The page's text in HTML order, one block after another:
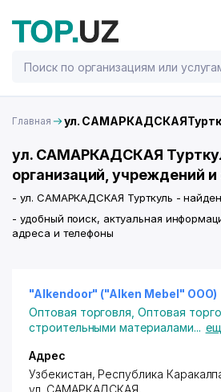
Главная ул.
ул. САМАРКАДСКАЯ
организаций, учреждений
- ул. САМАРКАДСКАЯ Турткуль -
- удобный поиск, актуальная
адреса и телефоны
"Alkendoor" ("Alken Mebel" ООО)
Оптовая торговля ,Оптовая
строительными материалами...
Адрес
Узбекистан, Республика
ул. САМАРКАДСКАЯ,